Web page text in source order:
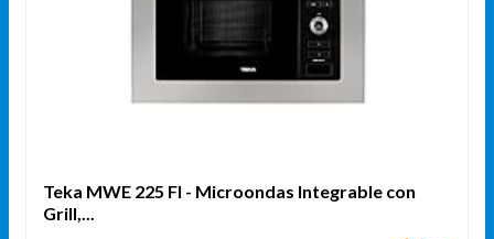
Teka MWE 225 FI - Microondas Integrable con
Grill,...